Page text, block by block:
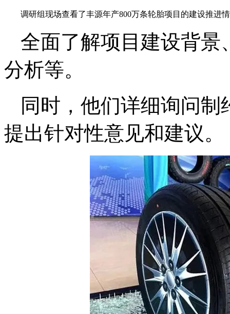
调研组现场查看了丰源年产800万条轮胎项目的建设推进
全面了解项目建设背景
分析等。
同时，他们详细询问
提出针对性意见和建议。